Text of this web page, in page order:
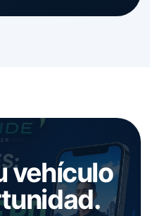
vehículo